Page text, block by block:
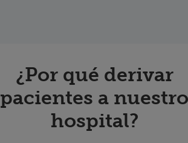
¿Por qué derivar
pacientes a nuestro
hospital?